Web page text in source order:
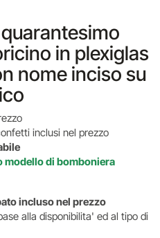
in plexiglas
nome inciso su
inclusi nel prezzo
modello di bomboniera
incluso nel prezzo
alla disponibilita' ed al tipo di